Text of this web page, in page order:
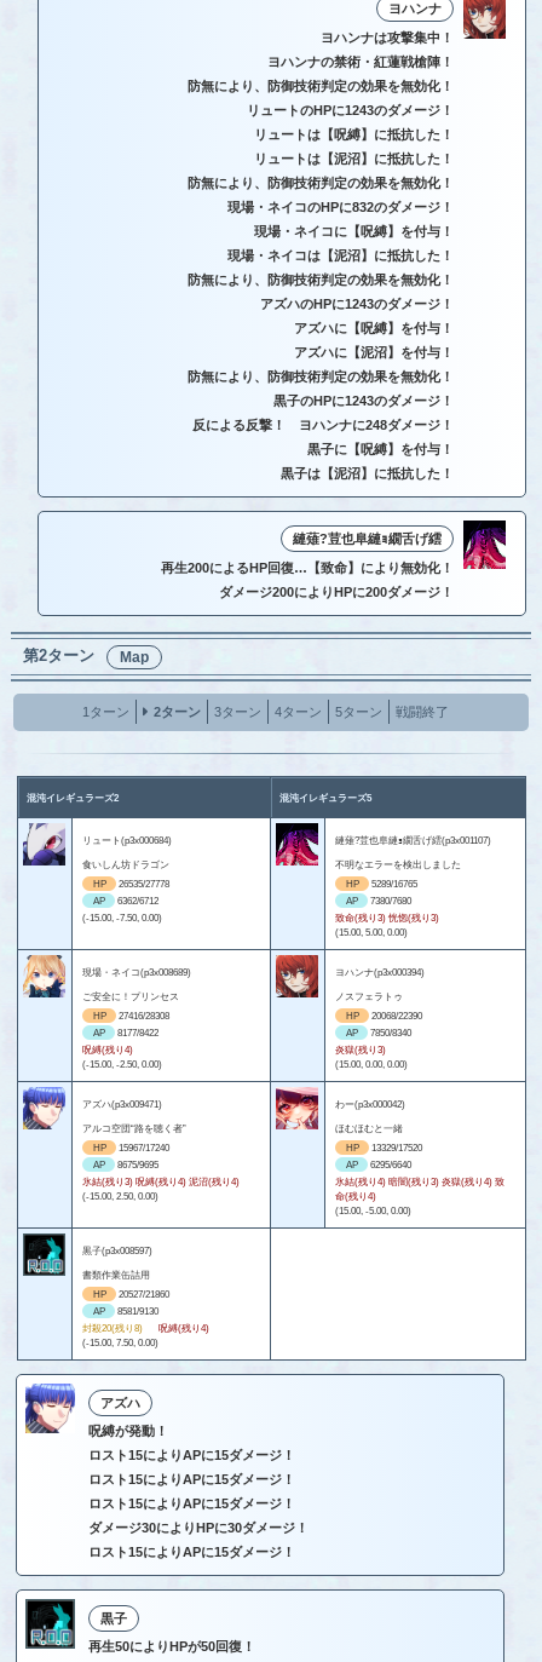
ヨハンナ
ヨハンナは攻撃集中！
ヨハンナの禁術・紅蓮戦槍陣！
防無により、防御技術判定の効果を無効化！
リュートのHPに1243のダメージ！
リュートは【呪縛】に抵抗した！
リュートは【泥沼】に抵抗した！
防無により、防御技術判定の効果を無効化！
現場・ネイコのHPに832のダメージ！
現場・ネイコに【呪縛】を付与！
現場・ネイコは【泥沼】に抵抗した！
防無により、防御技術判定の効果を無効化！
アズハのHPに1243のダメージ！
アズハに【呪縛】を付与！
アズハに【泥沼】を付与！
防無により、防御技術判定の効果を無効化！
黒子のHPに1243のダメージ！
反による反撃！ ヨハンナに248ダメージ！
黒子に【呪縛】を付与！
黒子は【泥沼】に抵抗した！
縺薙?荳也阜縺ｮ繝舌げ繧
再生200によるHP回復…【致命】により無効化！
ダメージ200によりHPに200ダメージ！
第2ターン Map
1ターン 2ターン 3ターン 4ターン 5ターン 戦闘終了
混沌イレギュラーズ2 混沌イレギュラーズ5
リュート(p3x000684)
食いしん坊ドラゴン
HP
26535/27778
AP
6362/6712
(-15.00, -7.50, 0.00)
縺薙?荳也阜縺ｮ繝舌げ繧(p3x001107)
不明なエラーを検出しました
HP
5289/16765
AP
7380/7680
致命(残り3) 恍惚(残り3)
(15.00, 5.00, 0.00)
現場・ネイコ(p3x008689)
ご安全に！プリンセス
HP
27416/28308
AP
8177/8422
呪縛(残り4)
(-15.00, -2.50, 0.00)
ヨハンナ(p3x000394)
ノスフェラトゥ
HP
20068/22390
AP
7850/8340
炎獄(残り3)
(15.00, 0.00, 0.00)
アズハ(p3x009471)
アルコ空団“路を聴く者”
HP
15967/17240
AP
8675/9695
氷結(残り3) 呪縛(残り4) 泥沼(残り4)
(-15.00, 2.50, 0.00)
わー(p3x000042)
ほむほむと一緒
HP
13329/17520
AP
6295/6640
氷結(残り4) 暗闇(残り3) 炎獄(残り4) 致
命(残り4)
(15.00, -5.00, 0.00)
黒子(p3x008597)
書類作業缶詰用
HP
20527/21860
AP
8581/9130
封殺20(残り8)
呪縛(残り4)
(-15.00, 7.50, 0.00)
アズハ
呪縛が発動！
ロスト15によりAPに15ダメージ！
ロスト15によりAPに15ダメージ！
ロスト15によりAPに15ダメージ！
ダメージ30によりHPに30ダメージ！
ロスト15によりAPに15ダメージ！
黒子
再生50によりHPが50回復！